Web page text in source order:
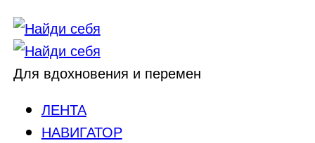
Для вдохновения и перемен
ЛЕНТА
НАВИГАТОР